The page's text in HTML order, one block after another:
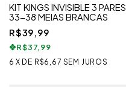
KIT KINGS INVISIBLE 3 PARES
33-38 MEIAS BRANCAS
R$39,99
R$37,99
6 X DE R$6,67 SEM JUROS